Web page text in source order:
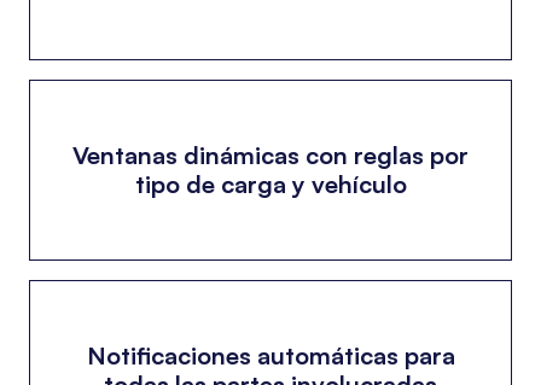
Ventanas dinámicas con reglas por
tipo de carga y vehículo
Notificaciones automáticas para